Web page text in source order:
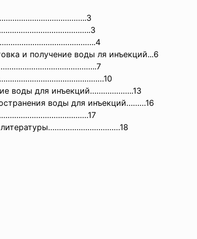
..3
4
и получение воды ля инъекций...6
воды для инъекций………………..13
воды для инъекций………16
….17
литературы……………………………18